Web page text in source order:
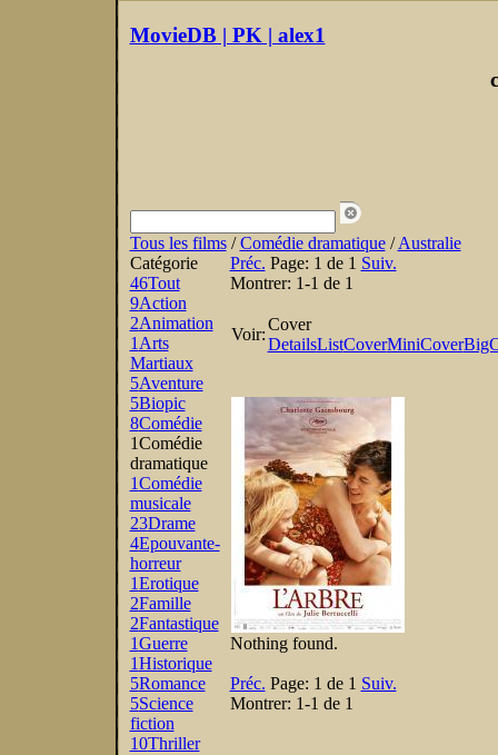
MovieDB | PK | alex1
Tous les films/Comédie dramatique/Australie
Catégorie
46Tout
9Action
2Animation
1Arts
Martiaux
5Aventure
5Biopic
8Comédie
1Comédie
dramatique
1Comédie
musicale
23Drame
4Epouvante-
horreur
1Erotique
2Famille
2Fantastique
1Guerre
1Historique
5Romance
5Science
fiction
10Thriller
Préc. Page: 1 de 1 Suiv.
Montrer: 1-1 de 1
Voir:
Cover
DetailsListCoverMiniCover
Nothing found.
Préc. Page: 1 de 1 Suiv.
Montrer: 1-1 de 1